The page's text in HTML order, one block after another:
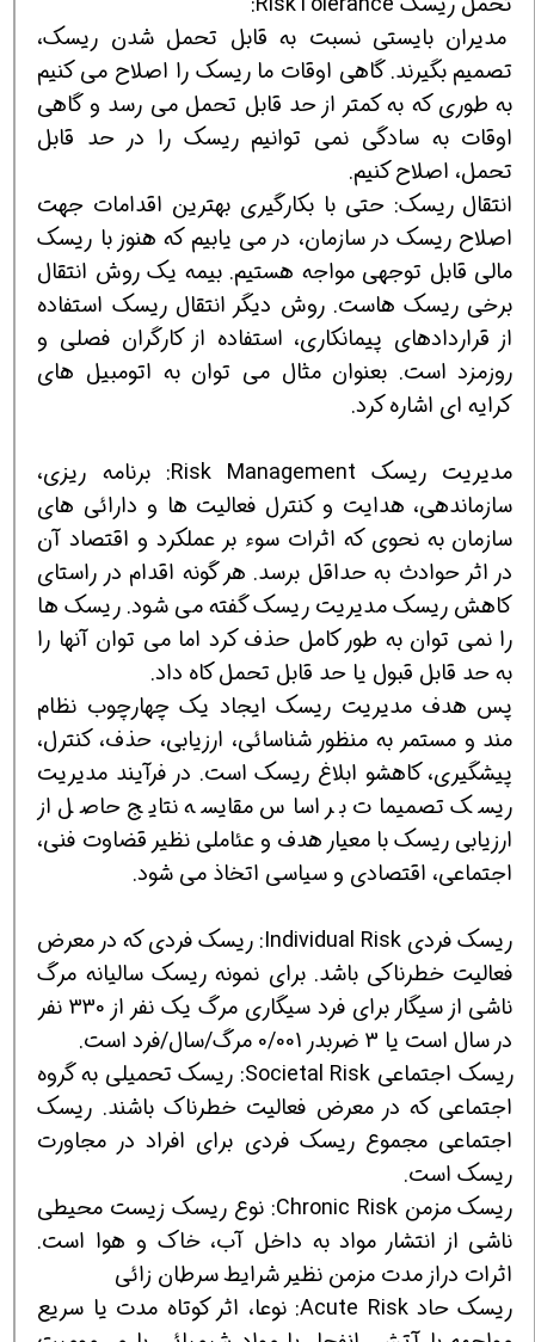
مدیران بایستی نسبت به قابل تحمل شدن ریسک،
تصمیم بگیرند. گاهی اوقات ما ریسک را اصلاح می کنیم
به طوری که به کمتر از حد قابل تحمل می رسد و گاهی
اوقات به سادگی نمی توانیم ریسک را در حد قابل
تحمل، اصلاح کنیم.
انتقال ریسک: حتی با بکارگیری بهترین اقدامات جهت
اصلاح ریسک در سازمان، در می یابیم که هنوز با ریسک
مالی قابل توجهی مواجه هستیم. بیمه یک روش انتقال
برخی ریسک هاست. روش دیگر انتقال ریسک استفاده
از قراردادهای پیمانکاری، استفاده از کارگران فصلی و
روزمزد است. بعنوان مثال می توان به اتومبیل های
کرایه ای اشاره کرد.
مدیریت ریسک Risk Management: برنامه ریزی،
سازماندهی، هدایت و کنترل فعالیت ها و دارائی های
سازمان به نحوی که اثرات سوء بر عملکرد و اقتصاد آن
در اثر حوادث به حداقل برسد. هر گونه اقدام در راستای
کاهش ریسک مدیریت ریسک گفته می شود. ریسک ها
را نمی توان به طور کامل حذف کرد اما می توان آنها را
به حد قابل قبول یا حد قابل تحمل کاه داد.
پس هدف مدیریت ریسک ایجاد یک چهارچوب نظام
مند و مستمر به منظور شناسائی، ارزیابی، حذف، کنترل،
پیشگیری، کاهشو ابلاغ ریسک است. در فرآیند مدیریت
ریسک تصمیمات بر اساس مقایسه نتایج حاصل از
ارزیابی ریسک با معیار هدف و عئاملی نظیر قضاوت فنی،
اجتماعی، اقتصادی و سیاسی اتخاذ می شود.
ریسک فردی Individual Risk: ریسک فردی که در معرض
فعالیت خطرناکی باشد. برای نمونه ریسک سالیانه مرگ
ناشی از سیگار برای فرد سیگاری مرگ یک نفر از 330 نفر
در سال است یا 3 ضربدر 0/001 مرگ/سال/فرد است.
ریسک اجتماعی Societal Risk: ریسک تحمیلی به گروه
اجتماعی که در معرض فعالیت خطرناک باشند. ریسک
اجتماعی مجموع ریسک فردی برای افراد در مجاورت
ریسک است.
ریسک مزمن Chronic Risk: نوع ریسک زیست محیطی
ناشی از انتشار مواد به داخل آب، خاک و هوا است.
اثرات دراز مدت مزمن نظیر شرایط سرطان زائی
ریسک حاد Acute Risk: نوعا، اثر کوتاه مدت یا سریع